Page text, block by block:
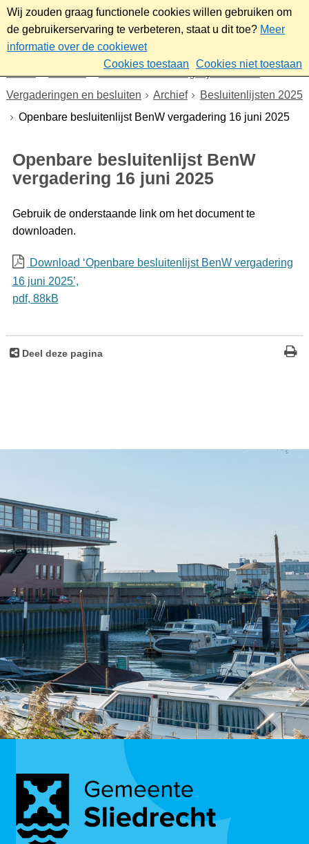
Wij zouden graag functionele cookies willen gebruiken om
de gebruikerservaring te verbeteren, staat u dit toe? Meer
informatie over de cookiewet
Cookies toestaan
Cookies niet toestaan
Gemeenteraad/Dagelijks bestuur
Vergaderingen en besluiten
Archief
Besluitenlijsten 2025
Openbare besluitenlijst BenW vergadering 16 juni 2025
Openbare besluitenlijst BenW
vergadering 16 juni 2025
Gebruik de onderstaande link om het document te
downloaden.
Download ‘Openbare besluitenlijst BenW vergadering
16 juni 2025’,
pdf, 88kB
Deel deze pagina